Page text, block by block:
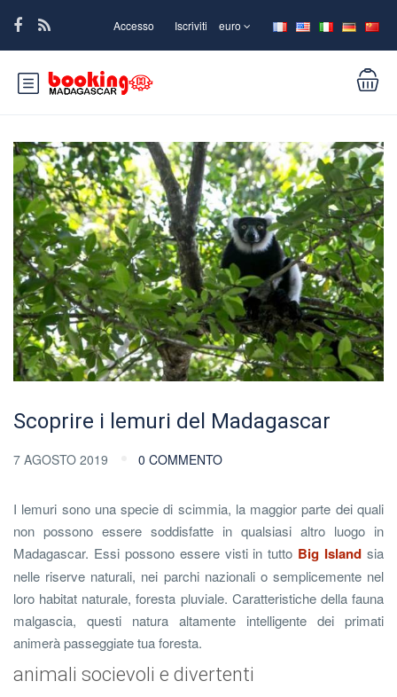
Accesso Iscriviti euro
Scoprire i lemuri del Madagascar
7 AGOSTO 2019 0 COMMENTO
I lemuri sono una specie di scimmia, la maggior parte dei quali
non possono essere soddisfatte in qualsiasi altro luogo in
Madagascar. Essi possono essere visti in tutto Big Island sia
nelle riserve naturali, nei parchi nazionali o semplicemente nel
loro habitat naturale, foresta pluviale. Caratteristiche della fauna
malgascia, questi natura altamente intelligente dei primati
animerà passeggiate tua foresta.
animali socievoli e divertenti